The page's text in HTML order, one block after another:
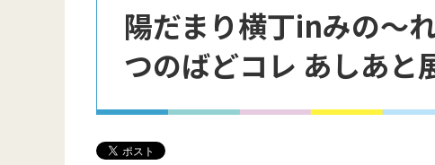
陽だまり横丁inみの
つのばどコレ あしあと